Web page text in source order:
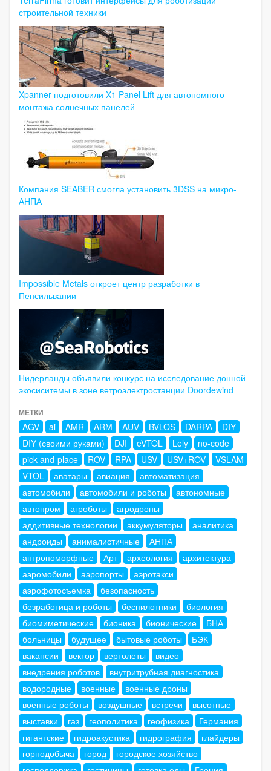
строительной техники
Xpanner подготовили X1 Panel Lift для автономного
монтажа солнечных панелей
Компания SEABER смогла установить 3DSS на микро-
АНПА
Impossible Metals откроет центр разработки в
Пенсильвании
Нидерланды объявили конкурс на исследование донной
экосиситемы в зоне ветроэлектростанции Doordewind
МЕТКИ
AGV ai AMR ARM AUV BVLOS DARPA
DIY
DIY (своими руками)
DJI eVTOL Lely
no-code
pick-and-place
ROV RPA USV USV+ROV
VSLAM
VTOL
аватары авиация
автоматизация
автомобили
автомобили и роботы
автономные
автопром
агроботы
агродроны
аддитивные технологии
аккумуляторы
аналитика
андроиды
анималистичные
АНПА
антропоморфные
Арт археология
архитектура
аэромобили
аэропорты
аэротакси
аэрофотосъемка
безопасность
безработица и роботы
беспилотники
биология
биомиметические
бионика бионические
БНА
больницы
будущее бытовые роботы
БЭК
вакансии
вектор вертолеты
видео
внедрения роботов
внутритрубная диагностика
водородные
военные
военные дроны
военные роботы
воздушные встречи
высотные
выставки
газ геополитика геофизика
Германия
гигантские
гидроакустика гидрография
глайдеры
горнодобыча
город
городское хозяйство